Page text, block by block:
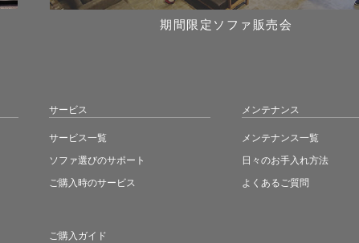
期間限定ソファ販売会
サービス
サービス一覧
ソファ選びのサポート
ご購入時のサービス
ご購入ガイド
メンテナンス
メンテナンス一覧
日々のお手入れ方法
よくあるご質問